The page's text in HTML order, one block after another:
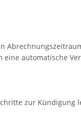
automatische
zur Kündigung